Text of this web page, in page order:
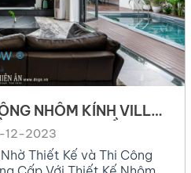
NHÔM KÍNH VILLA
LOAN, TP CẦN THƠ
12-2023
Thiết Kế và Thi Công